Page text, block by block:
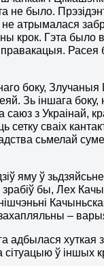
не было.
не атрымалася
крок. Гэта было
боку,
Зь іншага
саюз з Украінай,
сетку сваіх
сьмелай
яму ў
бы, Лех
–
адбылася хуткая
сітуацыю ў іншых